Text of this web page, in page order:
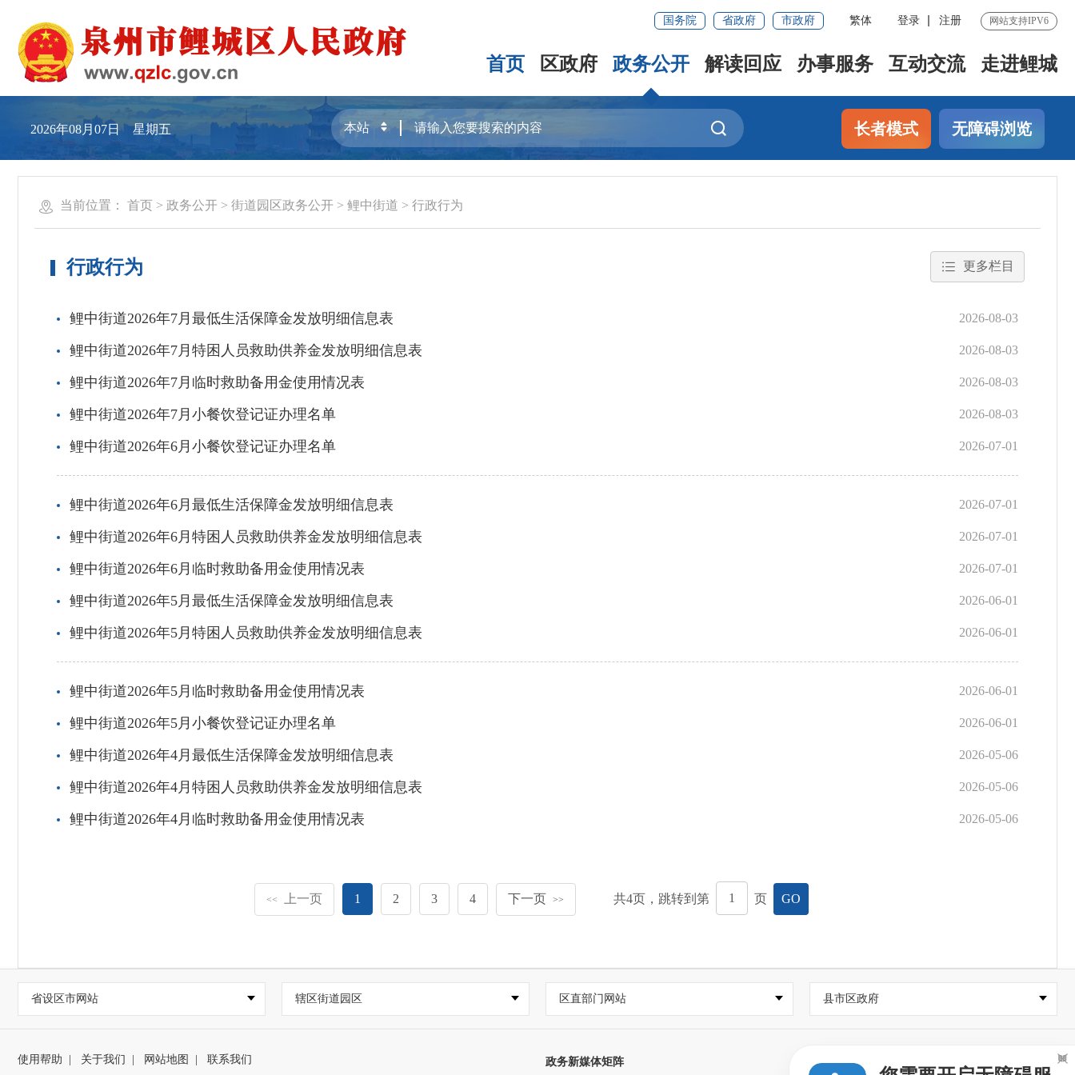
国务院 省政府 市政府 繁体 登录 注册 网站支持IPV6
首页 区政府 政务公开 解读回应 办事服务 互动交流 走进鲤城
2026年08月07日 星期五 长者模式 无障碍浏览
当前位置： 首页 > 政务公开 > 街道园区政务公开 > 鲤中街道 > 行政行为
行政行为 更多栏目
鲤中街道2026年7月最低生活保障金发放明细信息表 2026-08-03
鲤中街道2026年7月特困人员救助供养金发放明细信息表 2026-08-03
鲤中街道2026年7月临时救助备用金使用情况表 2026-08-03
鲤中街道2026年7月小餐饮登记证办理名单 2026-08-03
鲤中街道2026年6月小餐饮登记证办理名单 2026-07-01
鲤中街道2026年6月最低生活保障金发放明细信息表 2026-07-01
鲤中街道2026年6月特困人员救助供养金发放明细信息表 2026-07-01
鲤中街道2026年6月临时救助备用金使用情况表 2026-07-01
鲤中街道2026年5月最低生活保障金发放明细信息表 2026-06-01
鲤中街道2026年5月特困人员救助供养金发放明细信息表 2026-06-01
鲤中街道2026年5月临时救助备用金使用情况表 2026-06-01
鲤中街道2026年5月小餐饮登记证办理名单 2026-06-01
鲤中街道2026年4月最低生活保障金发放明细信息表 2026-05-06
鲤中街道2026年4月特困人员救助供养金发放明细信息表 2026-05-06
鲤中街道2026年4月临时救助备用金使用情况表 2026-05-06
<< 上一页 1 2 3 4 下一页 >> 共4页，跳转到第 页 GO
省设区市网站 辖区街道园区 区直部门网站 县市区政府
使用帮助 关于我们 网站地图 联系我们 政务新媒体矩阵 